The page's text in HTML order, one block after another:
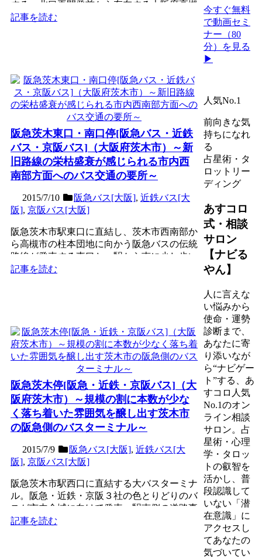
する、北口再開発前から存在する大阪府高槻
市最大のバスターミナ...
記事を読む
阪急茨木東口・南口停[阪急バス・近鉄
バス・京阪バス]（大阪府茨木市）～新
旧路線の栄枯盛衰が感じられる市内西
南部方面へのバス交通の要所～
2015/7/10 阪急バス[大阪], 近鉄バス[大
阪], 京阪バス[大阪]
阪急茨木市駅東口に直結し、茨木市西南部か
ら高槻市の柱本団地に向かう阪急バスの伝統
路線が発車する東口と、駅から南に少し歩い
た高架下にあり、茨木...
記事を読む
阪急茨木停[阪急・近鉄・京阪バス]（大
阪府茨木市）～規模の割に本数が少な
く落ち着いた雰囲気を醸し出す茨木市
の阪急側のバスターミナル～
2015/7/9 阪急バス[大阪], 近鉄バス[大
阪], 京阪バス[大阪]
阪急茨木市駅西口に直結する大バスターミナ
ル。阪急・近鉄・京阪３社の色とりどりのバ
スが市内全域に向けて発車。駅南側の道路事
情が改善されたことに...
記事を読む
今すぐ無料
で動画セミ
ナー（80
分）を見る
▶
人気No.1
前向きな気
持ちになれ
る
占星術・タ
ロットリー
ディング
あすコロ
式・相談
サロン
【ナビる
やん】
人に言えな
い悩みから
使命・運勢
診断まで、
あなたに寄
り添いなが
ら“ナビゲー
ト”する、あ
すコロ人気
No.1のオン
ライン相談
サロン。占
星術・心理
学・タロッ
トの叡智を
活かし、普
段認識して
いない「潜
在意識」に
アクセスし
てあなたの
気づいてい